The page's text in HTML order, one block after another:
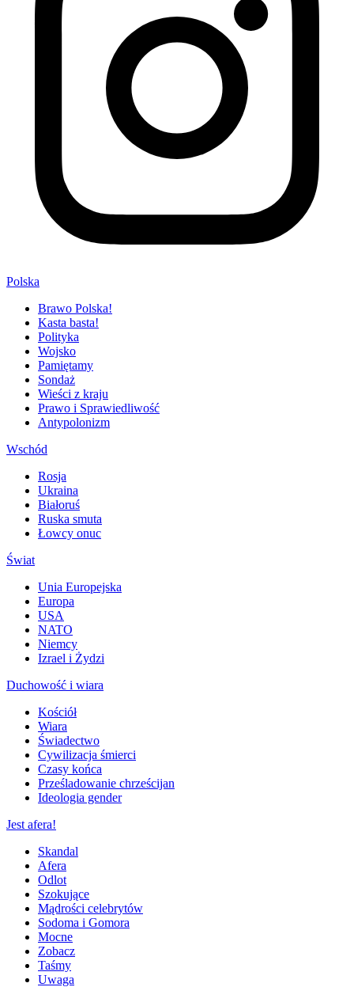
Polska
Brawo Polska!
Kasta basta!
Polityka
Wojsko
Pamiętamy
Sondaż
Wieści z kraju
Prawo i Sprawiedliwość
Antypolonizm
Wschód
Rosja
Ukraina
Białoruś
Ruska smuta
Łowcy onuc
Świat
Unia Europejska
Europa
USA
NATO
Niemcy
Izrael i Żydzi
Duchowość i wiara
Kościół
Wiara
Świadectwo
Cywilizacja śmierci
Czasy końca
Prześladowanie chrześcijan
Ideologia gender
Jest afera!
Skandal
Afera
Odlot
Szokujące
Mądrości celebrytów
Sodoma i Gomora
Mocne
Zobacz
Taśmy
Uwaga